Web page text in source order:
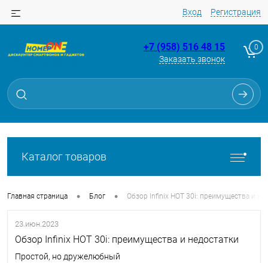
Вход Регистрация
+7 (958) 516 48 15
Заказать звонок
0
Каталог товаров
Главная страница • Блог • Обзор Infinix HOT 30i: преимущества и
23.июн.2023
Обзор Infinix HOT 30i: преимущества и недостатки
Простой, но дружелюбный